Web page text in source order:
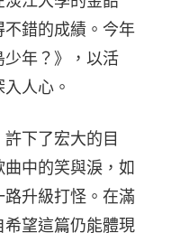
錯的成績。今年
年？》，以活
人心。
下了宏大的目
中的笑與淚，如
升級打怪。在滿
望這篇仍能體現